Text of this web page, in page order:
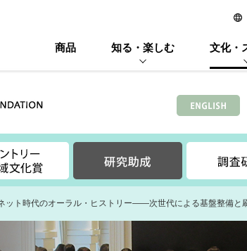
商品 知る・楽しむ 文化・
ット時代のオーラル・ヒストリー――次世代による基盤整備と